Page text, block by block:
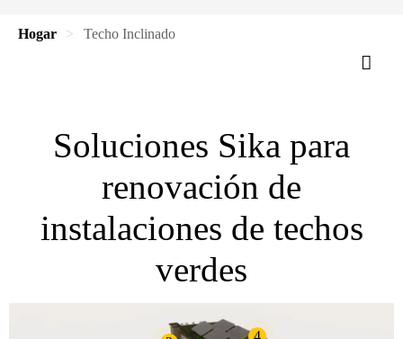
Hogar Techo Inclinado
Soluciones Sika para
renovación de
instalaciones de techos
verdes
4